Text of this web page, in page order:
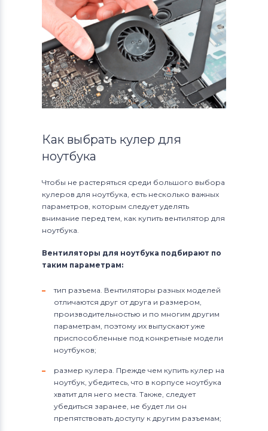
Как выбрать кулер для
ноутбука
Чтобы не растеряться среди большого выбора
кулеров для ноутбука, есть несколько важных
параметров, которым следует уделять
внимание перед тем, как купить вентилятор для
ноутбука.
Вентиляторы для ноутбука подбирают по
таким параметрам:
тип разъема. Вентиляторы разных моделей
отличаются друг от друга и размером,
производительностью и по многим другим
параметрам, поэтому их выпускают уже
приспособленные под конкретные модели
ноутбуков;
размер кулера. Прежде чем купить кулер на
ноутбук, убедитесь, что в корпусе ноутбука
хватит для него места. Также, следует
убедиться заранее, не будет ли он
препятствовать доступу к другим разъемам;